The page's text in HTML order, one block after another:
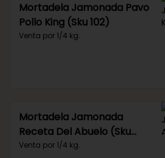
Mortadela Jamonada Pavo
Pollo King (Sku 102)
Venta por 1/4 kg.
Mortadela Jamonada
Receta Del Abuelo (Sku
177)
Venta por 1/4 kg.